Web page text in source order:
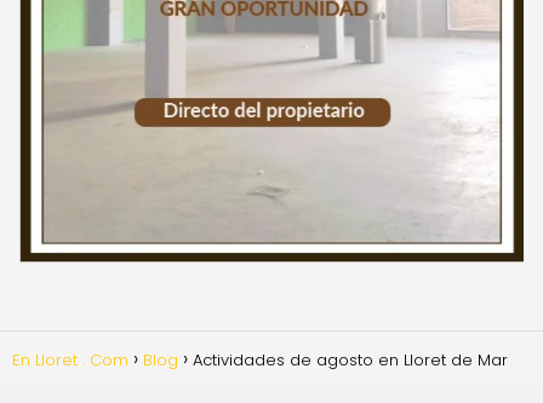
En Lloret . Com Blog Actividades de agosto en Lloret de Mar